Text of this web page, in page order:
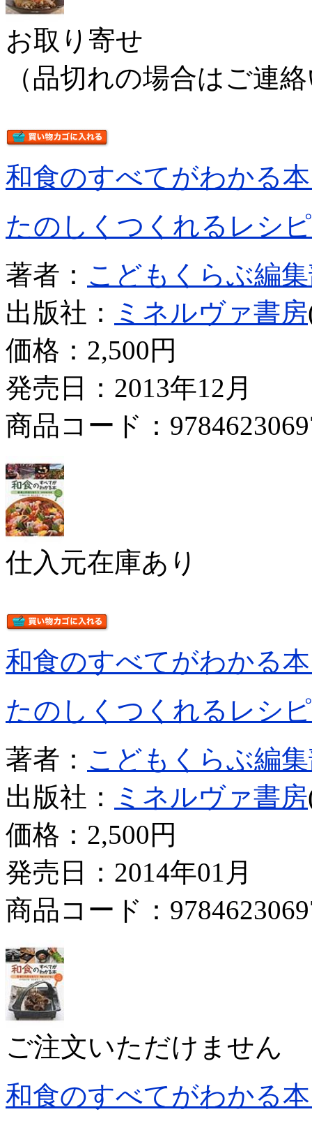
お取り寄せ
（品切れの場合はご連
和食のすべてがわかる
たのしくつくれるレシ
著者： こどもくらぶ編
出版社：
ミネルヴァ書房
価格： 2,500円
発売日：2013年12月
商品コード：
仕入元在庫あり
和食のすべてがわかる
たのしくつくれるレシ
著者： こどもくらぶ編
出版社：
ミネルヴァ書房
価格： 2,500円
発売日：2014年01月
商品コード：
ご注文いただけません
和食のすべてがわかる